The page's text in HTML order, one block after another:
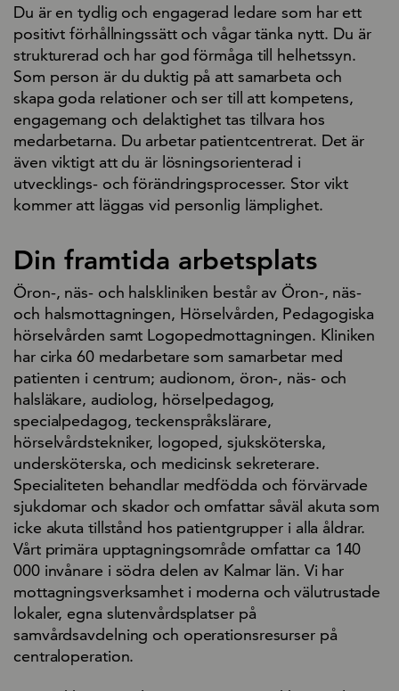
Du är en tydlig och engagerad ledare som har ett
positivt förhållningssätt och vågar tänka nytt. Du är
strukturerad och har god förmåga till helhetssyn.
Som person är du duktig på att samarbeta och
skapa goda relationer och ser till att kompetens,
engagemang och delaktighet tas tillvara hos
medarbetarna. Du arbetar patientcentrerat. Det är
även viktigt att du är lösningsorienterad i
utvecklings- och förändringsprocesser. Stor vikt
kommer att läggas vid personlig lämplighet.
Din framtida arbetsplats
Öron-, näs- och halskliniken består av Öron-, näs-
och halsmottagningen, Hörselvården, Pedagogiska
hörselvården samt Logopedmottagningen. Kliniken
har cirka 60 medarbetare som samarbetar med
patienten i centrum; audionom, öron-, näs- och
halsläkare, audiolog, hörselpedagog,
specialpedagog, teckenspråkslärare,
hörselvårdstekniker, logoped, sjuksköterska,
undersköterska, och medicinsk sekreterare.
Specialiteten behandlar medfödda och förvärvade
sjukdomar och skador och omfattar såväl akuta som
icke akuta tillstånd hos patientgrupper i alla åldrar.
Vårt primära upptagningsområde omfattar ca 140
000 invånare i södra delen av Kalmar län. Vi har
mottagningsverksamhet i moderna och välutrustade
lokaler, egna slutenvårdsplatser på
samvårdsavdelning och operationsresurser på
centraloperation.